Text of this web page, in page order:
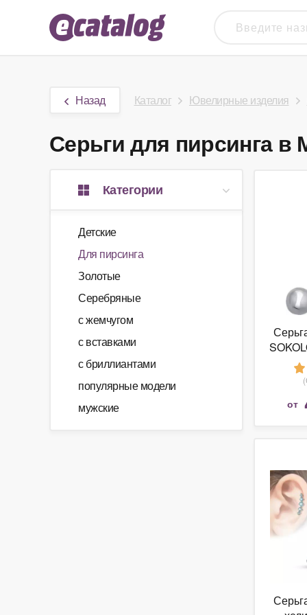
Назад Каталог Ювелирные изделия
Серьги для пирсинга в
Категории
Детские
Для пирсинга
Золотые
Серебряные
с жемчугом
с вставками
с бриллиантами
популярные модели
мужские
от